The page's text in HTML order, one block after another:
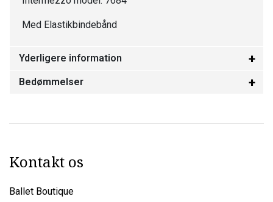
Med Elastikbindebånd
Yderligere information
Bedømmelser
Kontakt os
Ballet Boutique